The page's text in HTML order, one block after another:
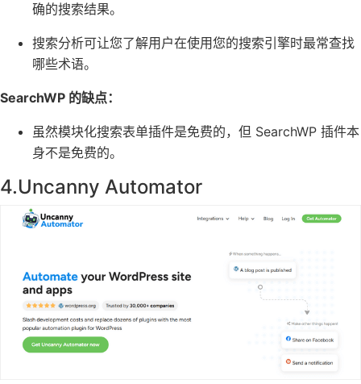
确的搜索结果。
搜索分析可让您了解用户在使用您的搜索引擎时最常查找
哪些术语。
SearchWP 的缺点：
虽然模块化搜索表单插件是免费的，但 SearchWP 插件本
身不是免费的。
4.Uncanny Automator